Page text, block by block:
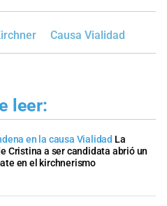
Causa Vialidad
leer:
en la causa Vialidad La
Cristina a ser candidata abrió un
en el kirchnerismo